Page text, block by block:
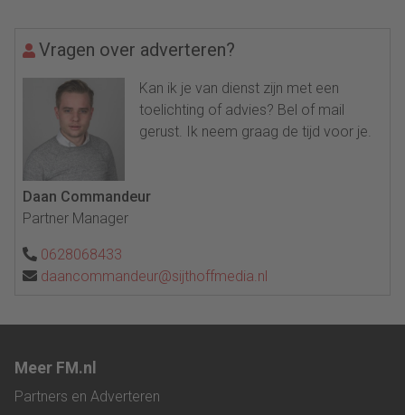
Vragen over adverteren?
Kan ik je van dienst zijn met een
toelichting of advies? Bel of mail
gerust. Ik neem graag de tijd voor je.
Daan Commandeur
Partner Manager
0628068433
daancommandeur@sijthoffmedia.nl
Meer FM.nl
Partners en Adverteren